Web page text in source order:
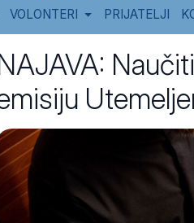
VOLONTERI PRIJATELJI